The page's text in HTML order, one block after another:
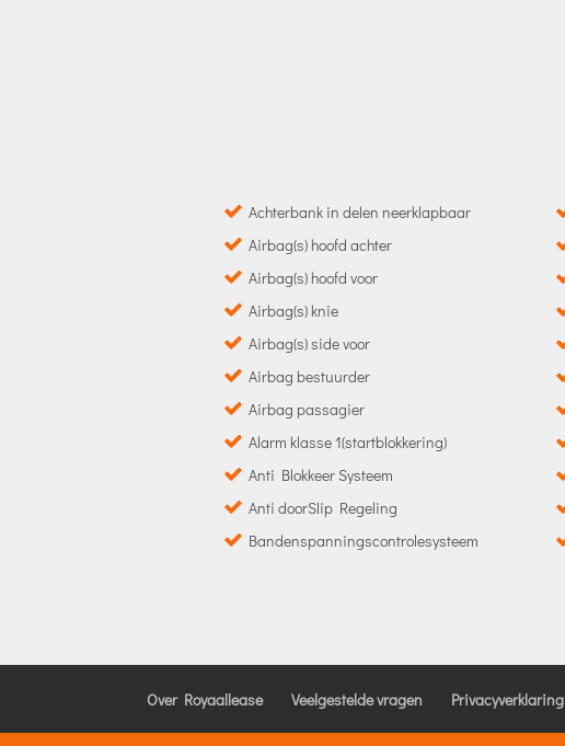
Achterbank in delen neerklapbaar
Airbag(s) hoofd achter
Airbag(s) hoofd voor
Airbag(s) knie
Airbag(s) side voor
Airbag bestuurder
Airbag passagier
Alarm klasse 1(startblokkering)
Anti Blokkeer Systeem
Anti doorSlip Regeling
Bandenspanningscontrolesysteem
Over Royaallease Veelgestelde vragen Privacyverklaring